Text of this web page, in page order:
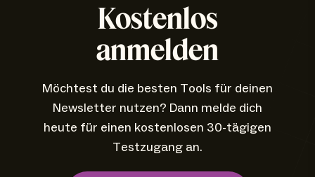
Kostenlos
anmelden
Möchtest du die besten Tools für deinen
Newsletter nutzen? Dann melde dich
heute für einen kostenlosen 30-tägigen
Testzugang an.